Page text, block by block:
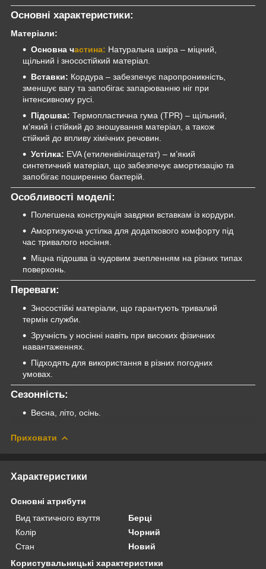
Основні характеристики:
Матеріали:
Основна частина: Натуральна шкіра – міцний,
щільний і зносостійкий матеріал.
Вставки: Кордура – забезпечує паропроникність,
зменшує вагу та запобігає запарюванню ніг при
інтенсивному русі.
Підошва: Термопластична гума (TPR) – щільний,
м'який і стійкий до зношування матеріал, а також
стійкий до впливу хімічних речовин.
Устілка: EVA (етиленвінілацетат) – м’який
синтетичний матеріал, що забезпечує амортизацію та
запобігає поширенню бактерій.
Особливості моделі:
Полегшена конструкція завдяки вставкам із кордури.
Амортизуюча устілка для додаткового комфорту під
час тривалого носіння.
Міцна підошва із чудовим зчепленням на різних типах
поверхонь.
Переваги:
Зносостійкі матеріали, що гарантують тривалий
термін служби.
Зручність у носінні навіть при високих фізичних
навантаженнях.
Підходять для використання в різних погодних
умовах.
Сезонність:
Весна, літо, осінь.
Приховати
Характеристики
Основні атрибути
Вид тактичного взуття
Берці
Колір
Чорний
Стан
Новий
Користувальницькі характеристики